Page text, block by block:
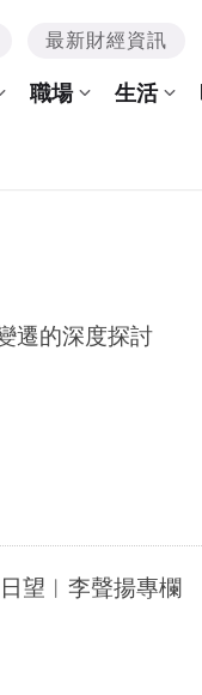
最新財經資訊
職場 生活
遷的深度探討
望︳李聲揚專欄